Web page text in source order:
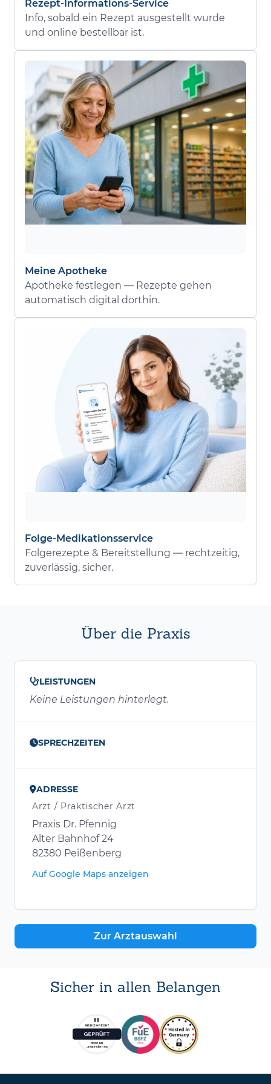
Rezept-Informations-Service
Info, sobald ein Rezept ausgestellt wurde
und online bestellbar ist.
Meine Apotheke
Apotheke festlegen — Rezepte gehen
automatisch digital dorthin.
Folge-Medikationsservice
Folgerezepte & Bereitstellung — rechtzeitig,
zuverlässig, sicher.
Über die Praxis
LEISTUNGEN
Keine Leistungen hinterlegt.
SPRECHZEITEN
ADRESSE
Arzt / Praktischer Arzt
Praxis Dr. Pfennig
Alter Bahnhof 24
82380 Peißenberg
Auf Google Maps anzeigen
Zur Arztauswahl
Sicher in allen Belangen